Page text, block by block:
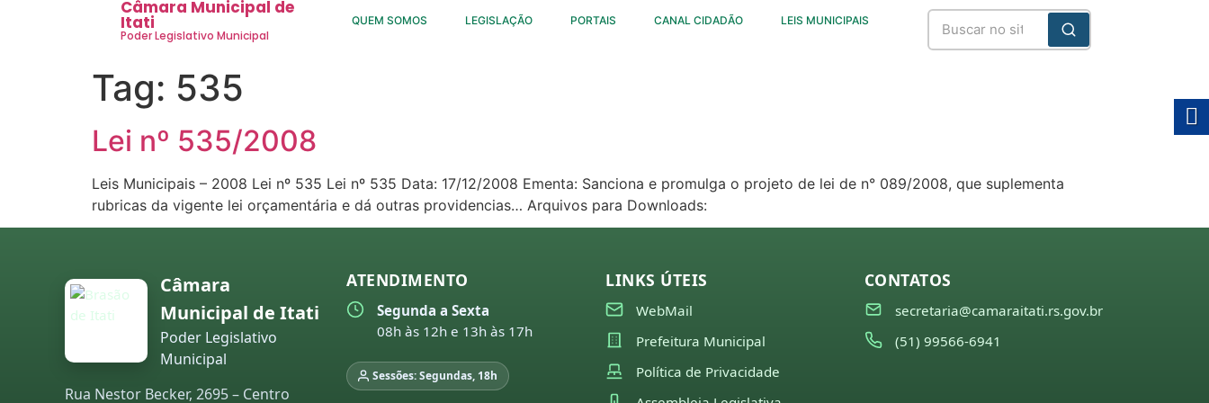
Câmara Municipal de
Itati
Poder Legislativo Municipal
QUEM SOMOS LEGISLAÇÃO PORTAIS CANAL CIDADÃO LEIS MUNICIPAIS
Tag: 535
Lei nº 535/2008
Leis Municipais – 2008 Lei nº 535 Lei nº 535 Data: 17/12/2008 Ementa: Sanciona e promulga o projeto de lei de n° 089/2008, que suplementa
rubricas da vigente lei orçamentária e dá outras providencias… Arquivos para Downloads:
Câmara
Municipal de Itati
Poder Legislativo
Municipal
Rua Nestor Becker, 2695 – Centro
ATENDIMENTO
Segunda a Sexta
08h às 12h e 13h às 17h
Sessões: Segundas, 18h
LINKS ÚTEIS
WebMail
Prefeitura Municipal
Política de Privacidade
CONTATOS
secretaria@camaraitati.rs.gov.br
(51) 99566-6941